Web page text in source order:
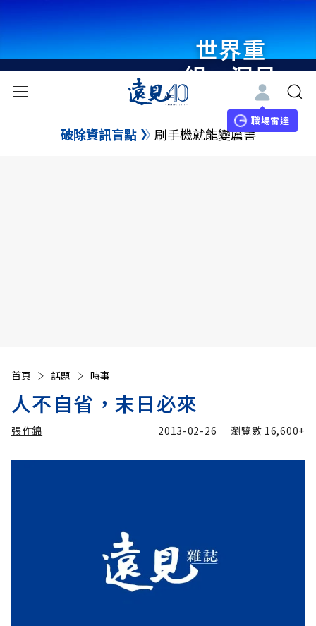
世界重
組・洞見
未來 與
世界領袖
職場雷達
破除資訊盲點 刷手機就能變厲害
首頁 話題 時事
人不自省，末日必來
張作錦 2013-02-26 瀏覽數 16,600+